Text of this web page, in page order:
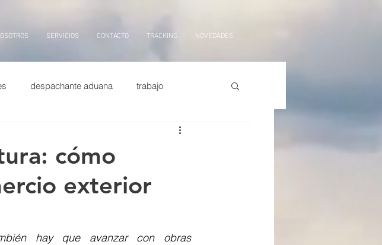
SERVICIOS CONTACTO TRACKING NOVEDADES
despachante aduana trabajo
aduana, inteligencia artificial,
cómo
exterior
hay que avanzar con obras